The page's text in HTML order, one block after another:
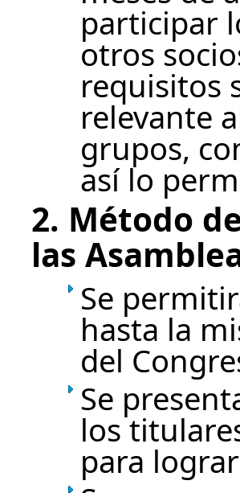
participar
otros
requisitos
relevante
grupos,
así lo
2. Método
las
Se
hasta la
del
Se
los
para